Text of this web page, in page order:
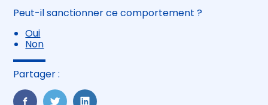
Peut-il sanctionner ce comportement ?
Oui
Non
Partager :